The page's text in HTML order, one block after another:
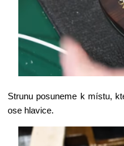
Strunu posuneme k místu,
ose hlavice.